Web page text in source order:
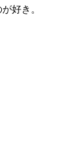
好き。